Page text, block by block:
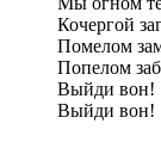
Кочергой
Помелом
Попелом
Выйди вон!
Выйди вон!